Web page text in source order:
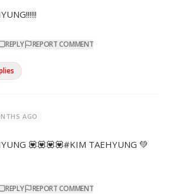
REPLY REPORT COMMENT
AGO
💟💟💟💟#KIM TAEHYUNG 💚
REPLY REPORT COMMENT